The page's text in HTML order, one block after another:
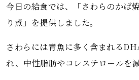
今日の給食では、「さわらのかば
り煮」を提供しました。
さわらには青魚に多く含まれる
れ、中性脂肪やコレステロールを減